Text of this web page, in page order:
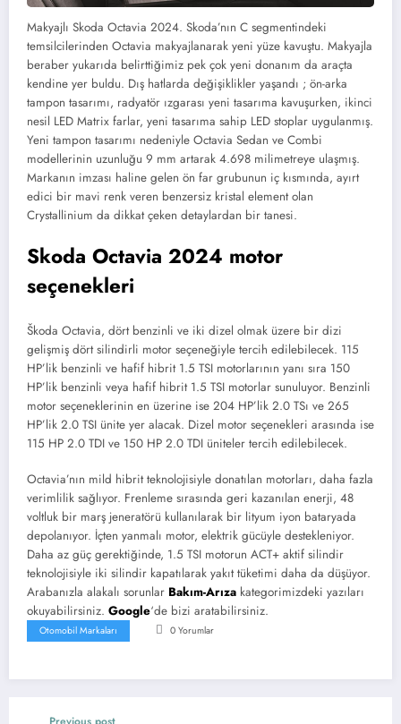
Makyajlı Skoda Octavia 2024. Skoda’nın C segmentindeki
temsilcilerinden Octavia makyajlanarak yeni yüze kavuştu. Makyajla
beraber yukarıda belirttiğimiz pek çok yeni donanım da araçta
kendine yer buldu. Dış hatlarda değişiklikler yaşandı ; ön-arka
tampon tasarımı, radyatör ızgarası yeni tasarıma kavuşurken, ikinci
nesil LED Matrix farlar, yeni tasarıma sahip LED stoplar uygulanmış.
Yeni tampon tasarımı nedeniyle Octavia Sedan ve Combi
modellerinin uzunluğu 9 mm artarak 4.698 milimetreye ulaşmış.
Markanın imzası haline gelen ön far grubunun iç kısmında, ayırt
edici bir mavi renk veren benzersiz kristal element olan
Crystallinium da dikkat çeken detaylardan bir tanesi.
Skoda Octavia 2024 motor
seçenekleri
Škoda Octavia, dört benzinli ve iki dizel olmak üzere bir dizi
gelişmiş dört silindirli motor seçeneğiyle tercih edilebilecek. 115
HP’lik benzinli ve hafif hibrit 1.5 TSI motorlarının yanı sıra 150
HP’lik benzinli veya hafif hibrit 1.5 TSI motorlar sunuluyor. Benzinli
motor seçeneklerinin en üzerine ise 204 HP’lik 2.0 TSı ve 265
HP’lik 2.0 TSI ünite yer alacak. Dizel motor seçenekleri arasında ise
115 HP 2.0 TDI ve 150 HP 2.0 TDI üniteler tercih edilebilecek.
Octavia’nın mild hibrit teknolojisiyle donatılan motorları, daha fazla
verimlilik sağlıyor. Frenleme sırasında geri kazanılan enerji, 48
voltluk bir marş jeneratörü kullanılarak bir lityum iyon bataryada
depolanıyor. İçten yanmalı motor, elektrik gücüyle destekleniyor.
Daha az güç gerektiğinde, 1.5 TSI motorun ACT+ aktif silindir
teknolojisiyle iki silindir kapatılarak yakıt tüketimi daha da düşüyor.
Arabanızla alakalı sorunlar Bakım-Arıza kategorimizdeki yazıları
okuyabilirsiniz. Google‘de bizi aratabilirsiniz.
Otomobil Markaları 0 Yorumlar